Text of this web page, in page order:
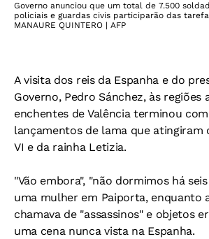
Governo anunciou que um total de 7.500
policiais e guardas civis participarão das
MANAURE QUINTERO | AFP
A visita dos reis da Espanha e do
Governo, Pedro Sánchez, às regiões
enchentes de Valência terminou
lançamentos de lama que atingiram
VI e da rainha Letizia.
"Vão embora", "não dormimos há
uma mulher em Paiporta, enquanto
chamava de "assassinos" e objetos
uma cena nunca vista na Espanha.